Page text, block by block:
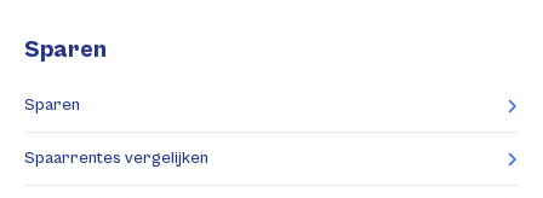
Sparen
Sparen
Spaarrentes vergelijken